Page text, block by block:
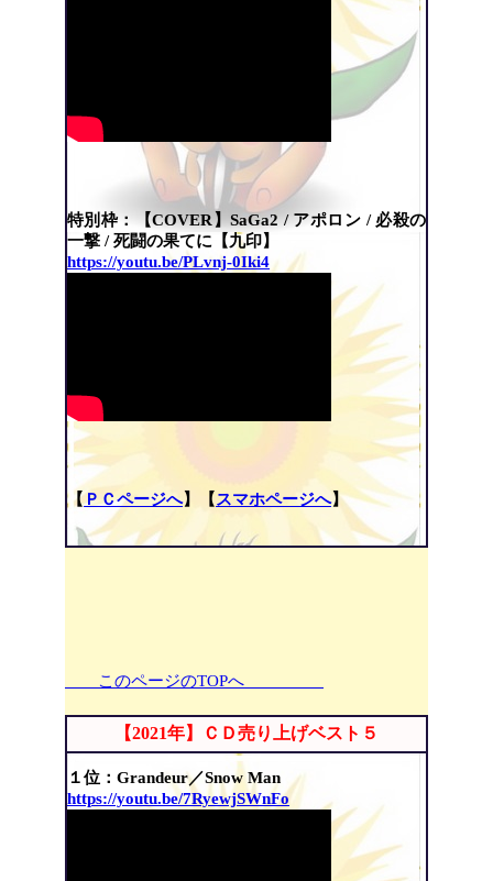
特別枠：【COVER】SaGa2 / アポロン / 必殺の
一撃 / 死闘の果てに【九印】
https://youtu.be/PLvnj-0Iki4
【ＰＣページへ】【 スマホページへ】
このページのTOPへ
【2021年】ＣＤ売り上げベスト５
１位：Grandeur／Snow Man
https://youtu.be/7RyewjSWnFo